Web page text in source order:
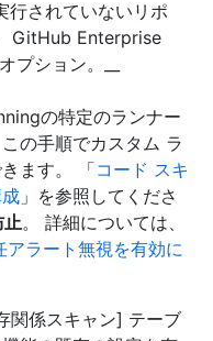
行されていないリポ
GitHub Enterprise
ション。__
の特定のランナー
の手順でカスタム ラ
ます。 「コード スキ
」を参照してくださ
。 詳細については、
ラート無視を有効に
係スキャン] テーブ